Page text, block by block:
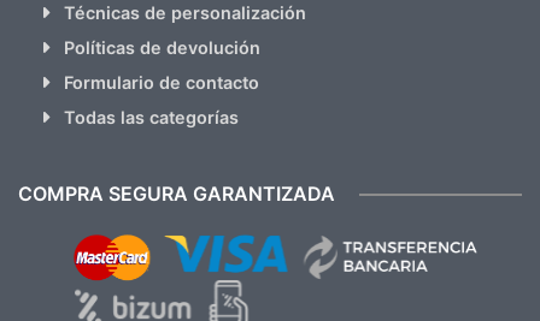
Técnicas de personalización
Políticas de devolución
Formulario de contacto
Todas las categorías
COMPRA SEGURA GARANTIZADA